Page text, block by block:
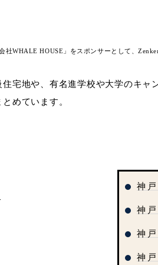
社WHALE HOUSE」をスポンサーとして、
宅地や、有名進学校や大学のキ
めています。
神
神
神
神